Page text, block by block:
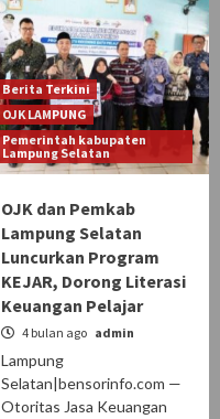
Berita Terkini
OJK LAMPUNG
Pemerintah kabupaten
Lampung Selatan
OJK dan Pemkab
Lampung Selatan
Luncurkan Program
KEJAR, Dorong Literasi
Keuangan Pelajar
4 bulan ago admin
Lampung
Selatan|bensorinfo.com —
Otoritas Jasa Keuangan